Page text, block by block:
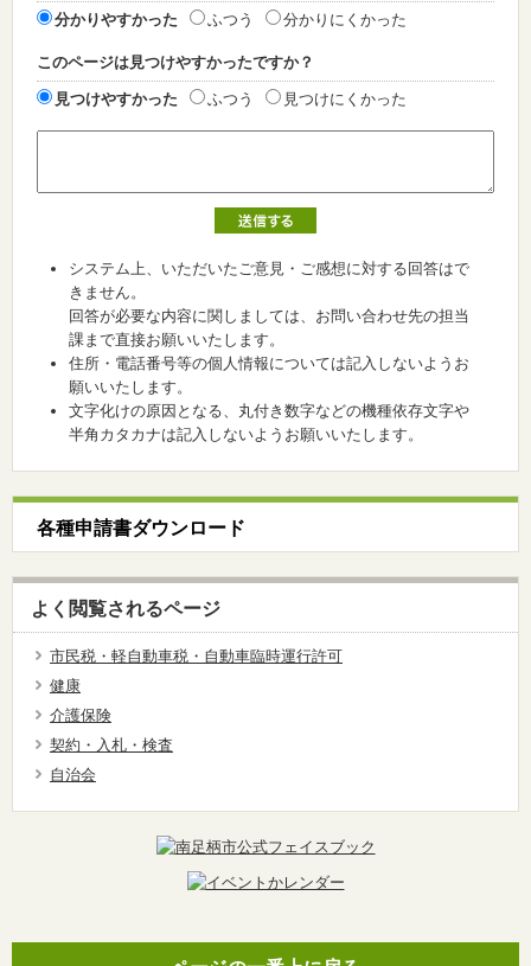
分かりやすかった ふつう 分かりにくかった
このページは見つけやすかったですか？
見つけやすかった ふつう 見つけにくかった
システム上、いただいたご意見・ご感想に対する回答はで
きません。
回答が必要な内容に関しましては、お問い合わせ先の担当
課まで直接お願いいたします。
住所・電話番号等の個人情報については記入しないようお
願いいたします。
文字化けの原因となる、丸付き数字などの機種依存文字や
半角カタカナは記入しないようお願いいたします。
各種申請書ダウンロード
よく閲覧されるページ
市民税・軽自動車税・自動車臨時運行許可
健康
介護保険
契約・入札・検査
自治会